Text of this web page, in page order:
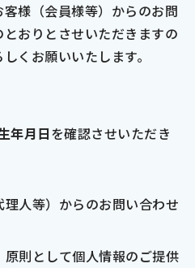
神戸支部
那覇支部
じる
様（会員様等）からのお問
おりとさせいただきますの
くお願いいたします。
年月日を確認させいただき
人等）からのお問い合わせ
則として個人情報のご提供